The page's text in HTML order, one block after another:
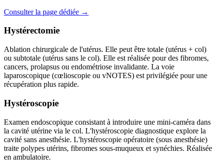
Consulter la page dédiée →
Hystérectomie
Ablation chirurgicale de l'utérus. Elle peut être totale (utérus + col)
ou subtotale (utérus sans le col). Elle est réalisée pour des fibromes,
cancers, prolapsus ou endométriose invalidante. La voie
laparoscopique (cœlioscopie ou vNOTES) est privilégiée pour une
récupération plus rapide.
Hystéroscopie
Examen endoscopique consistant à introduire une mini-caméra dans
la cavité utérine via le col. L'hystéroscopie diagnostique explore la
cavité sans anesthésie. L'hystéroscopie opératoire (sous anesthésie)
traite polypes utérins, fibromes sous-muqueux et synéchies. Réalisée
en ambulatoire.